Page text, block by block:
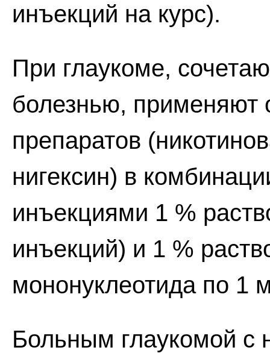
инъекций на курс).
При глаукоме,
болезнью, применяют
препаратов
нигексин) в
инъекциями 1 %
инъекций) и 1 %
мононуклеотида по 1
Больным глаукомой